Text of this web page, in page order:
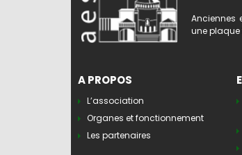
Anciennes
une plaque
A PROPOS
L’association
Organes et fonctionnement
Les partenaires